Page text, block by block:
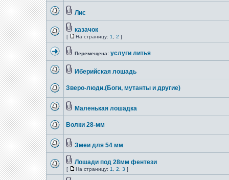
Лис
казачок
[ На страницу: 1 2 ]
Перемещена: услуги литья
Иберийская лошадь
Зверо-люди.(Боги, мутанты и другие)
Маленькая лошадка
Волки 28-мм
Змеи для 54 мм
Лошади под 28мм фентези
[ На страницу: 1 2 3 ]